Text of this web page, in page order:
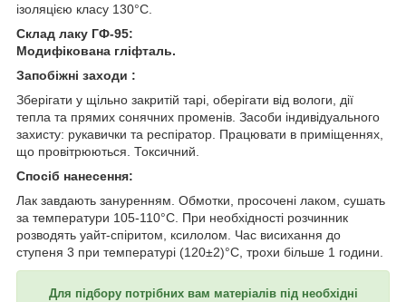
ізоляцією класу 130°С.
Склад лаку ГФ-95:
Модифікована гліфталь.
Запобіжні заходи :
Зберігати у щільно закритій тарі, оберігати від вологи, дії
тепла та прямих сонячних променів. Засоби індивідуального
захисту: рукавички та респіратор. Працювати в приміщеннях,
що провітрюються. Токсичний.
Спосіб нанесення:
Лак завдають зануренням. Обмотки, просочені лаком, сушать
за температури 105-110°С. При необхідності розчинник
розводять уайт-спіритом, ксилолом. Час висихання до
ступеня 3 при температурі (120±2)°С, трохи більше 1 години.
Для підбору потрібних вам матеріалів під необхідні